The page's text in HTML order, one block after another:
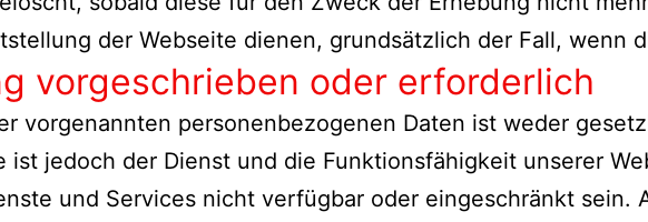
der Webseite dienen, grundsätzlich der Fall, wenn
vorgeschrieben oder erforderlich
vorgenannten personenbezogenen Daten ist weder
ist jedoch der Dienst und die Funktionsfähigkeit unserer
und Services nicht verfügbar oder eingeschränkt sein.